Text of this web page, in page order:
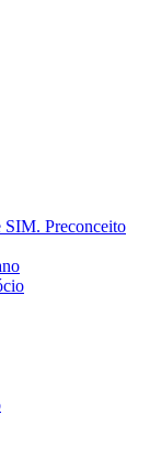
SIM. Preconceito